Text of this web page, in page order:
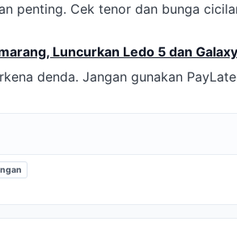
penting. Cek tenor dan bunga
Luncurkan Ledo 5 dan
denda. Jangan gunakan